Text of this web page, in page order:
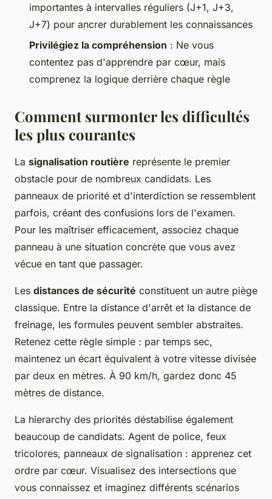
importantes à intervalles réguliers (J+1, J+3,
J+7) pour ancrer durablement les connaissances
Privilégiez la compréhension : Ne vous
contentez pas d'apprendre par cœur, mais
comprenez la logique derrière chaque règle
Comment surmonter les difficultés
les plus courantes
La signalisation routière représente le premier
obstacle pour de nombreux candidats. Les
panneaux de priorité et d'interdiction se ressemblent
parfois, créant des confusions lors de l'examen.
Pour les maîtriser efficacement, associez chaque
panneau à une situation concrète que vous avez
vécue en tant que passager.
Les distances de sécurité constituent un autre piège
classique. Entre la distance d'arrêt et la distance de
freinage, les formules peuvent sembler abstraites.
Retenez cette règle simple : par temps sec,
maintenez un écart équivalent à votre vitesse divisée
par deux en mètres. À 90 km/h, gardez donc 45
mètres de distance.
La hierarchy des priorités déstabilise également
beaucoup de candidats. Agent de police, feux
tricolores, panneaux de signalisation : apprenez cet
ordre par cœur. Visualisez des intersections que
vous connaissez et imaginez différents scénarios